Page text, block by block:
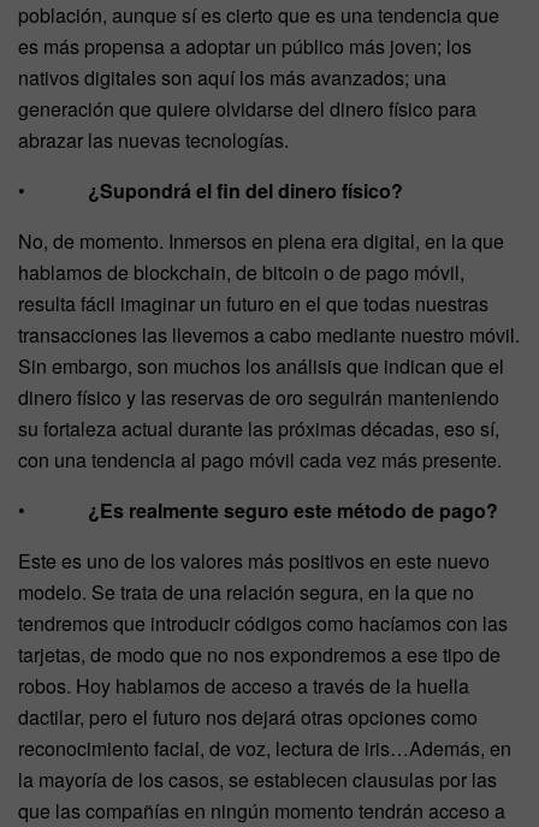
población, aunque sí es cierto que es una tendencia que
es más propensa a adoptar un público más joven; los
nativos digitales son aquí los más avanzados; una
generación que quiere olvidarse del dinero físico para
abrazar las nuevas tecnologías.
• ¿Supondrá el fin del dinero físico?
No, de momento. Inmersos en plena era digital, en la que
hablamos de blockchain, de bitcoin o de pago móvil,
resulta fácil imaginar un futuro en el que todas nuestras
transacciones las llevemos a cabo mediante nuestro móvil.
Sin embargo, son muchos los análisis que indican que el
dinero físico y las reservas de oro seguirán manteniendo
su fortaleza actual durante las próximas décadas, eso sí,
con una tendencia al pago móvil cada vez más presente.
• ¿Es realmente seguro este método de pago?
Este es uno de los valores más positivos en este nuevo
modelo. Se trata de una relación segura, en la que no
tendremos que introducir códigos como hacíamos con las
tarjetas, de modo que no nos expondremos a ese tipo de
robos. Hoy hablamos de acceso a través de la huella
dactilar, pero el futuro nos dejará otras opciones como
reconocimiento facial, de voz, lectura de iris…Además, en
la mayoría de los casos, se establecen clausulas por las
que las compañías en ningún momento tendrán acceso a